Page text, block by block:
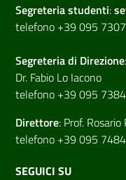
Segreteria studenti:
telefono +39 095
Segreteria di Direzione:
Dr. Fabio Lo Iacono
telefono +39 095
Direttore: Prof.
telefono +39 095
SEGUICI SU